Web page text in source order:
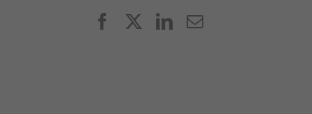
FacebookLinkedIn
E-
personligt
anpassat innehåll